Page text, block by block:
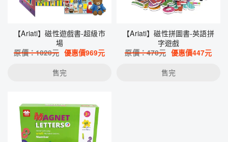
【Ariati】磁性遊戲書-超級市
場
原價：1020元 優惠價969元
售完
【Ariati】磁性拼圖書-英語拼
字遊戲
原價：470元 優惠價447元
售完